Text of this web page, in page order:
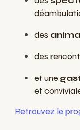
des
des
et une
et
Retrouvez le